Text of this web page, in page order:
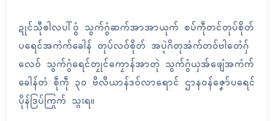
ဍုၚ်သီုၜါလပါ်ဝွံ သွက်ဂွံဆက်အာအာယုက် စပ်ကဵုတင်တုပ်စိုတ်
ပရေၚ်အကံက်ခေါန် တုပ်လဝ်စိုတ် အပ္ဍဲဂိတုအံက်တဝ်ဗါတေံဂှ်
လေဝ် သွက်ဂွံရေၚ်တၠုၚ်ကၠောန်အာတုဲ သွက်ဂွံယှအ်ဖျေံအကံက်
ခေါန်တံ စဵုကဵု ၃၀ ဗဳလဳယာန်ဒဝ်လာရောၚ် ဌာနဝန်ဇၞော်ပရေၚ်
ပိုန်ဒြပ်ကြုက် သ္ဂးရ။